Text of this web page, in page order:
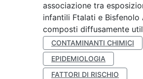
associazione tra
infantili Ftalati e Bisfenolo
composti diffusamente
CONTAMINANTI CHIMICI
EPIDEMIOLOGIA
FATTORI DI RISCHIO